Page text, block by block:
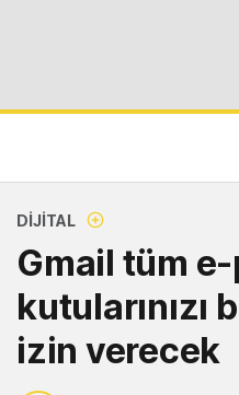
DIJITAL
Gmail tüm
kutularınızı
izin verecek